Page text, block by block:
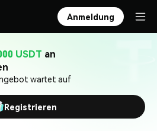
Anmeldung
USDT an
wartet auf
Registrieren